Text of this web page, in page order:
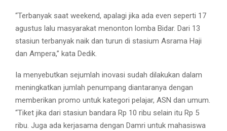
“Terbanyak saat weekend, apalagi jika ada even seperti 17
agustus lalu masyarakat menonton lomba Bidar. Dari 13
stasiun terbanyak naik dan turun di stasium Asrama Haji
dan Ampera,” kata Dedik.
Ia menyebutkan sejumlah inovasi sudah dilakukan dalam
meningkatkan jumlah penumpang diantaranya dengan
memberikan promo untuk kategori pelajar, ASN dan umum.
“Tiket jika dari stasiun bandara Rp 10 ribu selain itu Rp 5
ribu. Juga ada kerjasama dengan Damri untuk mahasiswa